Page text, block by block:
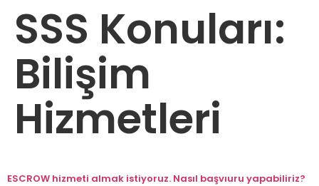
SSS Konuları:
Bilişim
Hizmetleri
ESCROW hizmeti almak istiyoruz. Nasıl başvıuru yapabiliriz?